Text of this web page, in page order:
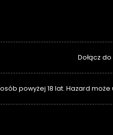
Dołącz
powyżej 18 lat. Hazard